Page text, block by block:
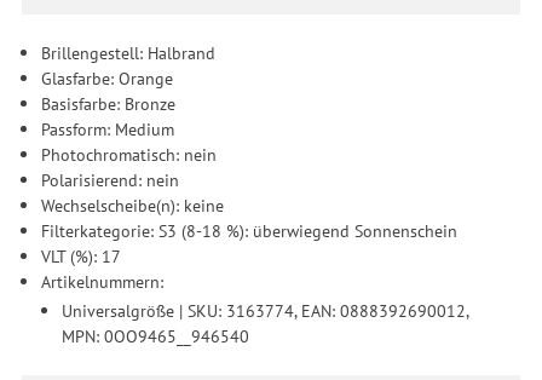
Brillengestell: Halbrand
Glasfarbe: Orange
Basisfarbe: Bronze
Passform: Medium
Photochromatisch: nein
Polarisierend: nein
Wechselscheibe(n): keine
Filterkategorie: S3 (8-18 %): überwiegend Sonnenschein
VLT (%): 17
Artikelnummern:
Universalgröße | SKU: 3163774, EAN: 0888392690012,
MPN: 0OO9465__946540